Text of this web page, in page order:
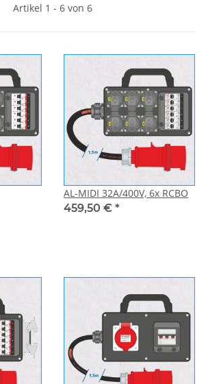
Artikel 1 - 6 von 6
AL-MIDI 32A/400V, 6x RCBO
459,50 € *